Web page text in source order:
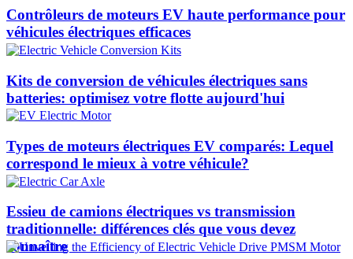
Contrôleurs de moteurs EV haute performance pour
véhicules électriques efficaces
Kits de conversion de véhicules électriques sans
batteries: optimisez votre flotte aujourd'hui
Types de moteurs électriques EV comparés: Lequel
correspond le mieux à votre véhicule?
Essieu de camions électriques vs transmission
traditionnelle: différences clés que vous devez
connaître